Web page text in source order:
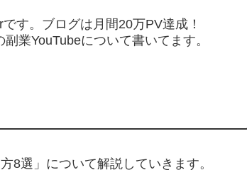
す。ブログは月間20万PV達成！
業YouTubeについて書いてます。
8選」について解説していきます。